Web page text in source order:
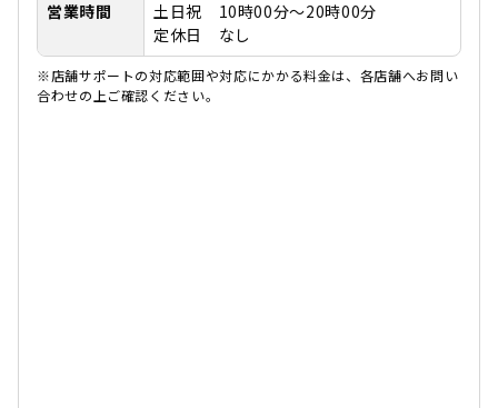
営業時間
土日祝 10時00分～20時00分
定休日 なし
※店舗サポートの対応範囲や対応にかかる料金は、各店舗へお問い
合わせの上ご確認ください。